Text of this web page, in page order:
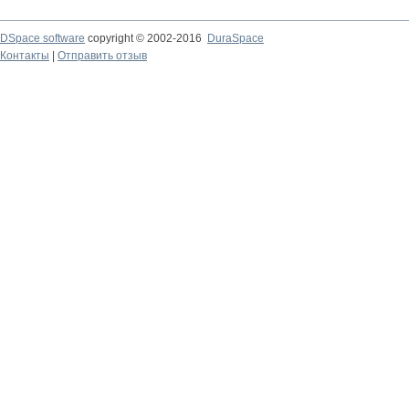
DSpace software copyright © 2002-2016
DuraSpace
Контакты
Отправить отзыв